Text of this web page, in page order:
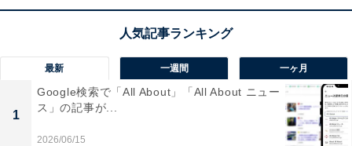
最新 一週間 一ヶ月
1
Google検索で「All About」「All About ニュー
ス」の記事が...
2026/06/15